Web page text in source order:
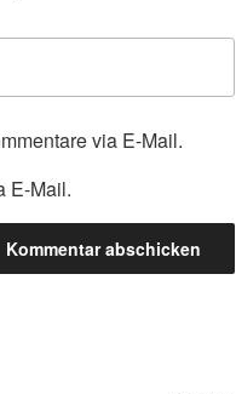
via E-Mail.
E-Mail.